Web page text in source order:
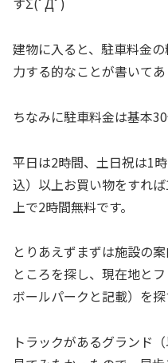
建物に入ると、駐車料金
力する的なことが書いてあ
ちなみに駐車料金は基本30
平日は2時間、土日祝は1
込）以上お買い物をすれ
上で2時間無料です。
とりあえずまずは施設の
ところを探し、現在地と
ボールパークと記載）を
トラックがあるグランド